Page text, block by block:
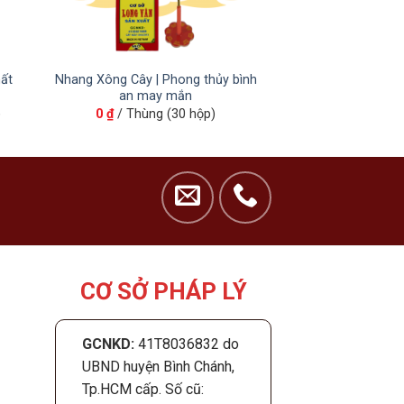
Nhang Xông Cây | Phong thủy bình
an may mắn
0₫/ Thùng (30 hộp)
CƠ SỞ PHÁP LÝ
GCNKD: 41T8036832 do
UBND huyện Bình Chánh,
Tp.HCM cấp. Số cũ: